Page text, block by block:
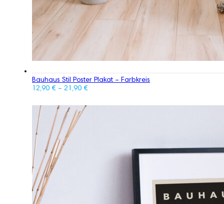
Bauhaus Stil Poster Plakat – Farbkreis
12,90 € – 21,90 €